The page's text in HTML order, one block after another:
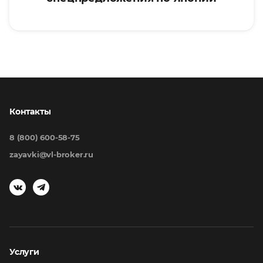
Услуги
Контакты
8 (800) 600-58-75
zayavki@vl-broker.ru